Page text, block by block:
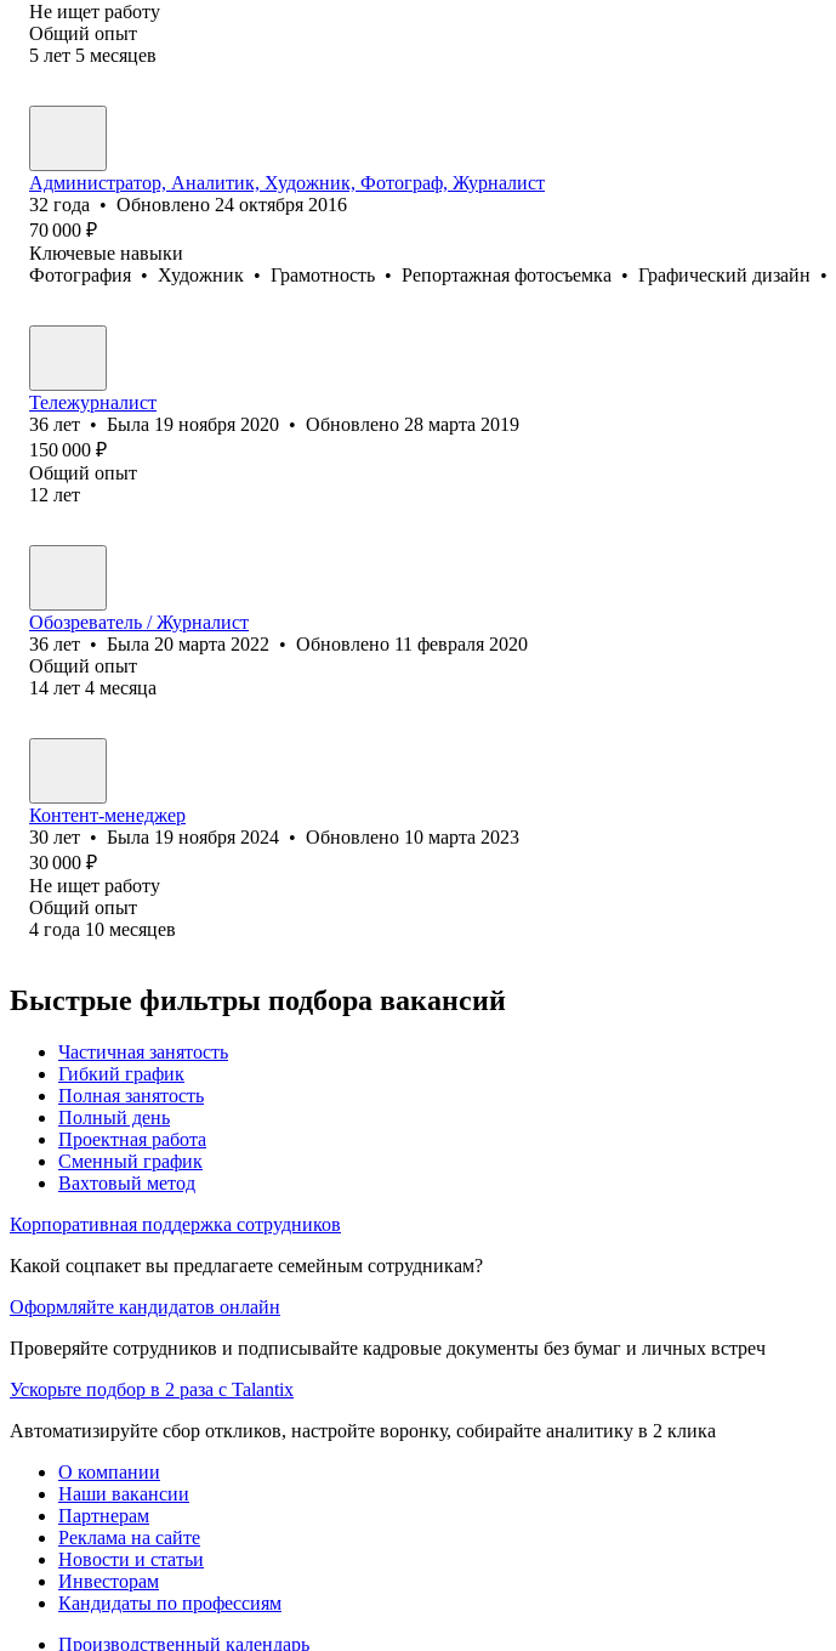
Не ищет работу
Общий опыт
5 лет 5 месяцев
Администратор, Аналитик, Художник, Фотограф, Журналист
32 года • Обновлено 24 октября 2016
70 000 ₽
Ключевые навыки
Фотография • Художник • Грамотность • Репортажная фотосъемка • Графический дизайн •
Тележурналист
36 лет • Была 19 ноября 2020 • Обновлено 28 марта 2019
150 000 ₽
Общий опыт
12 лет
Обозреватель / Журналист
36 лет • Была 20 марта 2022 • Обновлено 11 февраля 2020
Общий опыт
14 лет 4 месяца
Контент-менеджер
30 лет • Была 19 ноября 2024 • Обновлено 10 марта 2023
30 000 ₽
Не ищет работу
Общий опыт
4 года 10 месяцев
Быстрые фильтры подбора вакансий
Частичная занятость
Гибкий график
Полная занятость
Полный день
Проектная работа
Сменный график
Вахтовый метод
Корпоративная поддержка сотрудников
Какой соцпакет вы предлагаете семейным сотрудникам?
Оформляйте кандидатов онлайн
Проверяйте сотрудников и подписывайте кадровые документы без бумаг и личных встреч
Ускорьте подбор в 2 раза с Talantix
Автоматизируйте сбор откликов, настройте воронку, собирайте аналитику в 2 клика
О компании
Наши вакансии
Партнерам
Реклама на сайте
Новости и статьи
Инвесторам
Кандидаты по профессиям
Производственный календарь